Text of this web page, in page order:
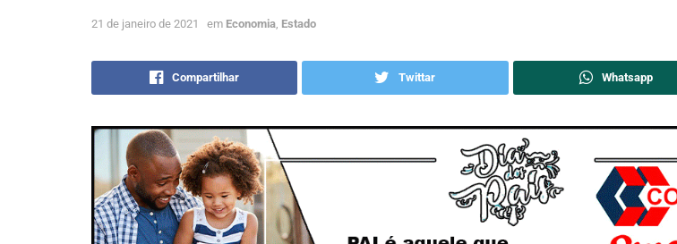
21 de janeiro de 2021 em Economia Estado
Compartilhar Twittar Whatsapp